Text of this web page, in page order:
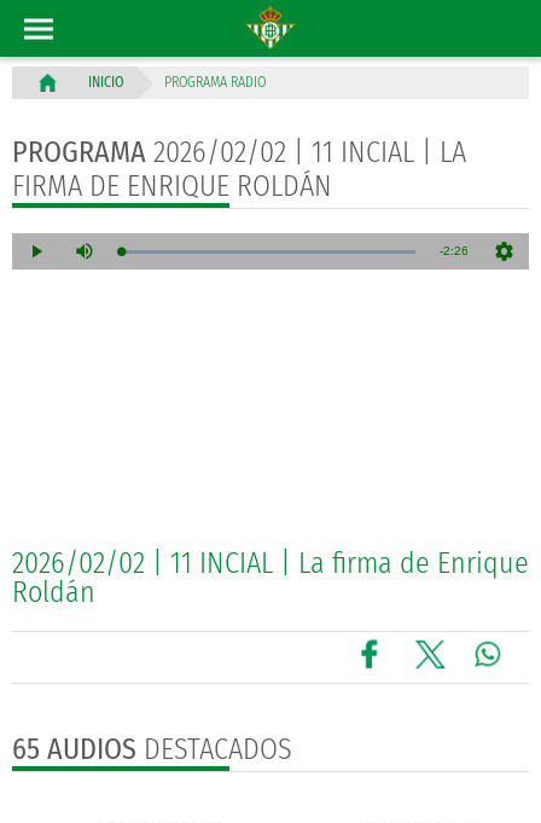
INICIO PROGRAMA RADIO
PROGRAMA 2026/02/02 | 11 INCIAL | LA
FIRMA DE ENRIQUE ROLDÁN
2026/02/02 | 11 INCIAL | La firma de Enrique
Roldán
65 AUDIOS DESTACADOS